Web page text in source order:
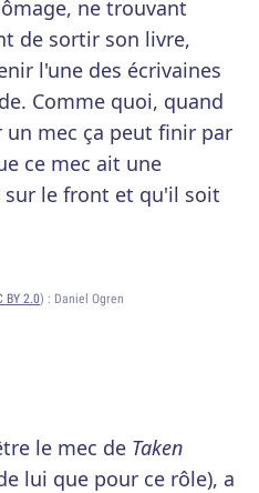
ne trouvant
de sortir son livre,
l'une des écrivaines
Comme quoi, quand
mec ça peut finir par
ce mec ait une
sur le front et qu'il soit
BY 2.0) : Daniel Ogren
le mec de Taken
lui que pour ce rôle), a